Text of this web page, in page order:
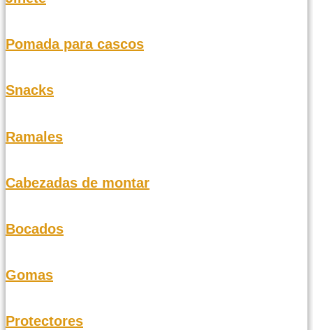
Pomada para cascos
Snacks
Ramales
Cabezadas de montar
Bocados
Gomas
Protectores